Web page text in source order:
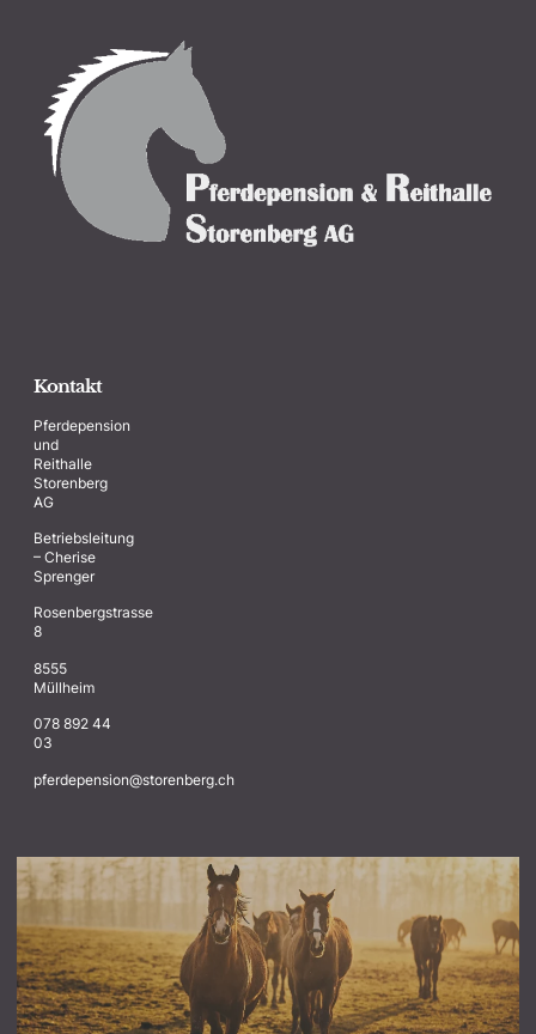
Kontakt
Pferdepension
und
Reithalle
Storenberg
AG
Betriebsleitung
– Cherise
Sprenger
Rosenbergstrasse
8
8555
Müllheim
078 892 44
03
hc.grebnerots
@noisnepedrefp